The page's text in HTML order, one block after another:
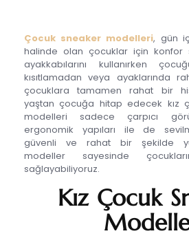
Çocuk sneaker modelleri, gün
halinde olan çocuklar için konfor
ayakkabılarını kullanırken
kısıtlamadan veya ayaklarında
çocuklara tamamen rahat bir
yaştan çocuğa hitap edecek kız
modelleri sadece çarpıcı
ergonomik yapıları ile de
güvenli ve rahat bir şekilde
modeller sayesinde
sağlayabiliyoruz.
Kız Çocuk